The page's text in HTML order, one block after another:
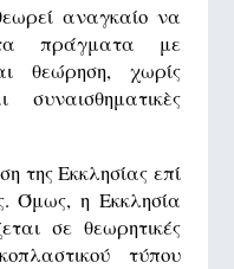
αναγκαίο να
πράγματα με
θεώρηση, χωρίς
συναισθηματικὲς
της Εκκλησίας επί
Όμως, η Εκκλησία
σε θεωρητικές
τύπου